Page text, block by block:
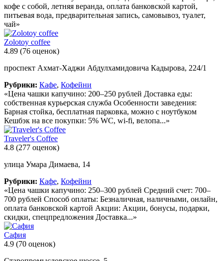
кофе с собой, летняя веранда, оплата банковской картой,
питьевая вода, предварительная запись, самовывоз, туалет,
чай»
Zolotoy coffee
4.89 (76 оценок)
проспект Ахмат-Хаджи Абдулхамидовича Кадырова, 224/1
Рубрики: Кафе, Кофейни
«Цена чашки капучино: 200–250 рублей Доставка еды:
собственная курьерская служба Особенности заведения:
Барная стойка, бесплатная парковка, можно с ноутбуком
Кешбэк на все покупки: 5% WC, wi-fi, велопа...»
Traveler's Coffee
4.8 (277 оценок)
улица Умара Димаева, 14
Рубрики: Кафе, Кофейни
«Цена чашки капучино: 250–300 рублей Средний счет: 700–
700 рублей Способ оплаты: Безналичная, наличными, онлайн,
оплата банковской картой Акции: Акции, бонусы, подарки,
скидки, спецпредложения Доставка...»
Сафия
4.9 (70 оценок)